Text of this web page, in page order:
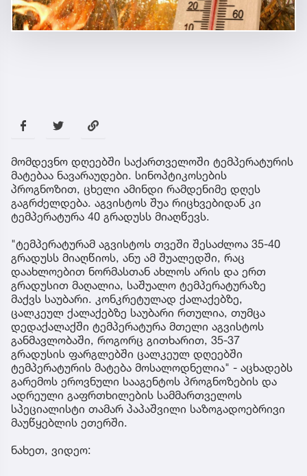
მომდევნო დღეებში საქართველოში ტემპერატურის
მატებაა ნავარაუდები. სინოპტიკოსების
პროგნოზით, ცხელი ამინდი რამდენიმე დღეს
გაგრძელდება. აგვისტოს შუა რიცხვებიდან კი
ტემპერატურა 40 გრადუსს მიაღწევს.
"ტემპერატურამ აგვისტოს თვეში შესაძლოა 35-40
გრადუსს მიაღწიოს, ანუ ამ შუალედში, რაც
დაახლოებით ნორმასთან ახლოს არის და ერთ
გრადუსით მაღალია, საშუალო ტემპერატურაზე
მაქვს საუბარი. კონკრეტულად ქალაქებზე,
ცალკეულ ქალაქებზე საუბარი რთულია, თუმცა
დედაქალაქში ტემპერატურა მთელი აგვისტოს
განმავლობაში, როგორც გითხარით, 35-37
გრადუსის ფარგლებში ცალკეულ დღეებში
ტემპერატურის მატება მოსალოდნელია" - აცხადებს
გარემოს ეროვნული სააგენტოს პროგნოზების და
ადრეული გაფრთხილების სამმართველოს
სპეციალისტი თამარ პაპაშვილი საზოგადოებრივი
მაუწყებლის ეთერში.
ნახეთ, ვიდეო: